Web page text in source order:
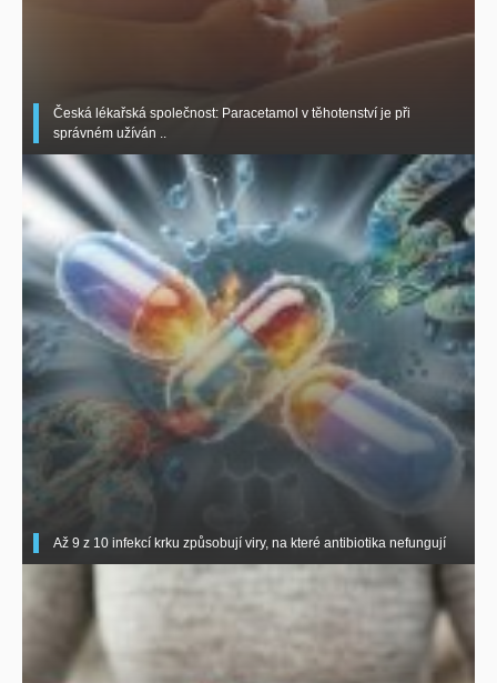
Česká lékařská společnost: Paracetamol v těhotenství je při
správném užíván ..
Až 9 z 10 infekcí krku způsobují viry, na které antibiotika nefungují